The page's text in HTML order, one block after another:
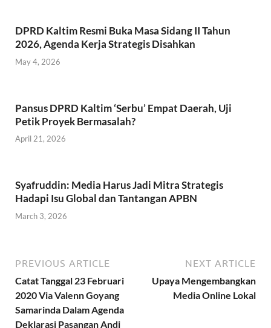
o
k
p
p
DPRD Kaltim Resmi Buka Masa Sidang II Tahun
2026, Agenda Kerja Strategis Disahkan
May 4, 2026
Pansus DPRD Kaltim ‘Serbu’ Empat Daerah, Uji
Petik Proyek Bermasalah?
April 21, 2026
Syafruddin: Media Harus Jadi Mitra Strategis
Hadapi Isu Global dan Tantangan APBN
March 3, 2026
PREVIOUS ARTICLE
Catat Tanggal 23 Februari
2020 Via Valenn Goyang
Samarinda Dalam Agenda
Deklarasi Pasangan Andi
NEXT ARTICLE
Upaya Mengembangkan
Media Online Lokal